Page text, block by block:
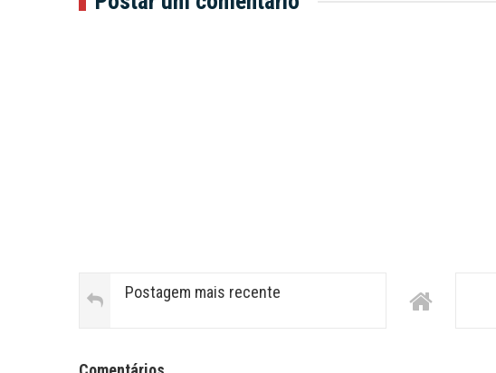
Postagem mais recente
Facebook Comments APPID